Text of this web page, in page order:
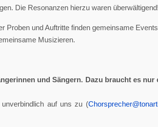
Die Resonanzen hierzu waren überwältigend!
Proben und Auftritte finden gemeinsame
Musizieren.
und Sängern. Dazu braucht es
auf uns zu (